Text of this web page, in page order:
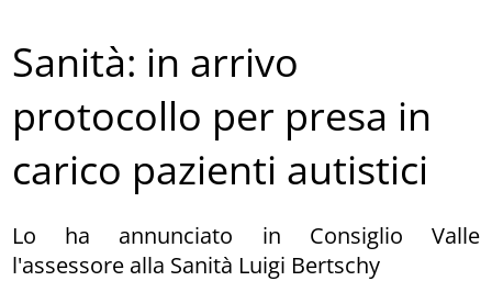
Sanità: in arrivo
protocollo per presa in
carico pazienti autistici
Lo ha annunciato in Consiglio Valle
l'assessore alla Sanità Luigi Bertschy